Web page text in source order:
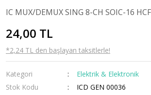
IC MUX/DEMUX SING 8-CH SOIC-16
24,00 TL
*2,24 TL den başlayan taksitlerle!
Kategori
Elektrik & Elektronik
Stok Kodu
ICD GEN 00036